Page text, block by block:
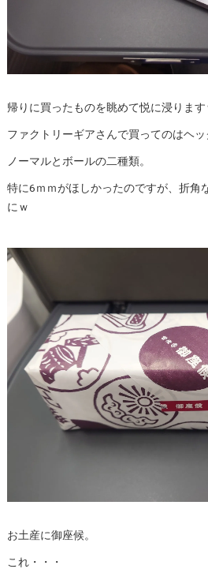
帰りに買ったものを眺めて悦に浸ります
ファクトリーギアさんで買ってのはヘッ
ノーマルとボールの二種類。
特に6ｍｍがほしかったのですが、折角
にｗ
お土産に御座候。
これ・・・